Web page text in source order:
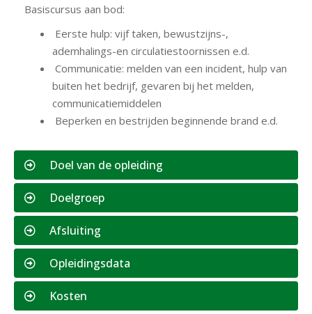
Basiscursus aan bod:
Eerste hulp: vijf taken, bewustzijns-,
ademhalings-en circulatiestoornissen e.d.
Communicatie: melden van een incident, hulp van
buiten het bedrijf, gevaren bij het melden,
communicatiemiddelen
Beperken en bestrijden beginnende brand e.d.
Doel van de opleiding
Doelgroep
Afsluiting
Opleidingsdata
Kosten